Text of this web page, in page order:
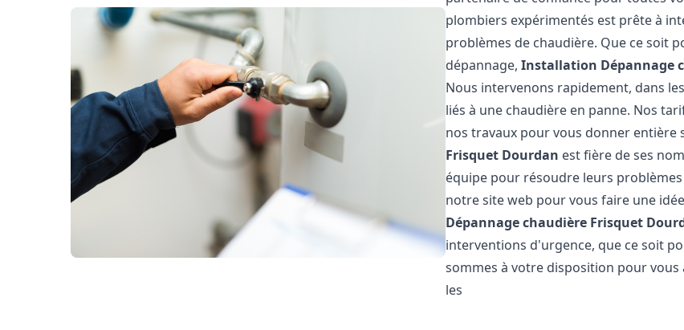
plombiers expérimentés est prête à
problèmes de chaudière. Que ce soit
dépannage,Installation Dépannage
Nous intervenons rapidement, dans
liés à une chaudière en panne. Nos
nos travaux pour vous donner entière
Frisquet Dourdan est fière de ses
équipe pour résoudre leurs
notre site web pour vous faire une
Dépannage chaudière Frisquet
interventions d'urgence, que ce soit
sommes à votre disposition pour
les